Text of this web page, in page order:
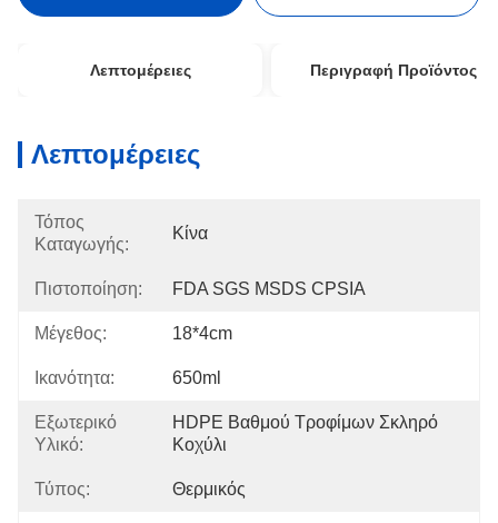
Λεπτομέρειες Περιγραφή Προϊόντος
Λεπτομέρειες
Τόπος
Καταγωγής:
Κίνα
Πιστοποίηση: FDA SGS MSDS CPSIA
Μέγεθος: 18*4cm
Ικανότητα: 650ml
Εξωτερικό
Υλικό:
HDPE Βαθμού Τροφίμων Σκληρό
Κοχύλι
Τύπος: Θερμικός